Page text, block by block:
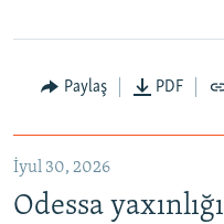
Paylaş PDF
İyul 30, 2026
Odessa